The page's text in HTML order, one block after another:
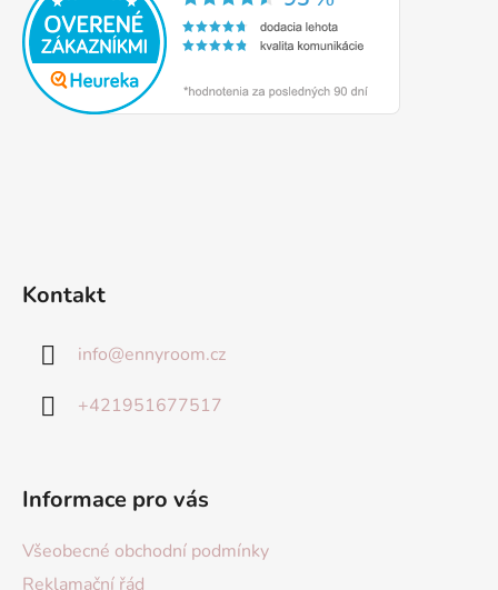
Kontakt
info@ennyroom.cz
+421951677517
Informace pro vás
Všeobecné obchodní podmínky
Reklamační řád